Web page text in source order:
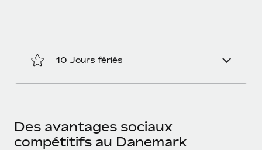
10 Jours fériés
Des avantages sociaux
compétitifs au Danemark